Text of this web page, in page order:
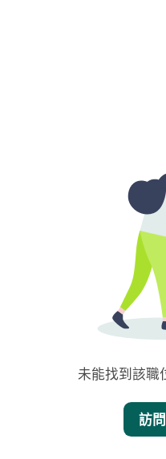
未能找到該職
訪